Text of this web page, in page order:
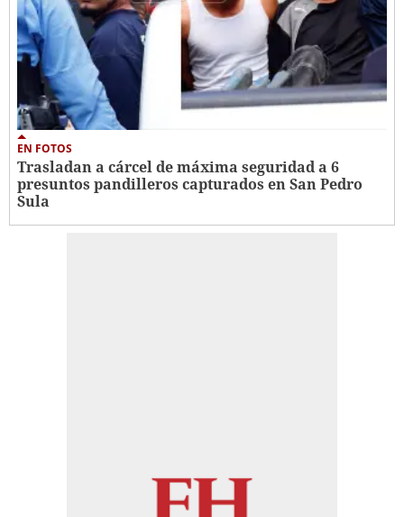
EN FOTOS
Trasladan a cárcel de máxima seguridad a 6
presuntos pandilleros capturados en San Pedro
Sula